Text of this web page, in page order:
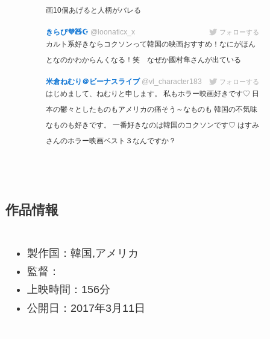
画10個あげると人柄がバレる
きらぴ💜🧸☪️ @loonaticx_x フォローする
カルト系好きならコクソンって韓国の映画おすすめ！なにがほん
となのかわからんくなる！笑 なぜか國村隼さんが出ている
米倉ねむり＠ビーナスライブ @vl_character183 フォローする
はじめまして、ねむりと申します。 私もホラー映画好きです♡ 日
本の鬱々としたものもアメリカの痛そう～なものも 韓国の不気味
なものも好きです。 一番好きなのは韓国のコクソンです♡ はすみ
さんのホラー映画ベスト３なんですか？
作品情報
製作国：韓国,アメリカ
監督：
上映時間：156分
公開日：2017年3月11日